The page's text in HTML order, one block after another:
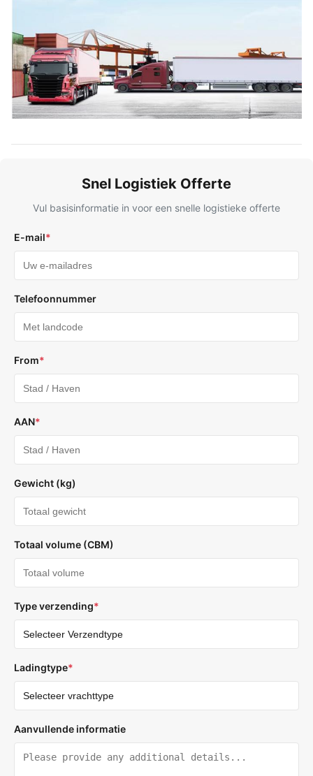
Snel Logistiek Offerte
Vul basisinformatie in voor een snelle logistieke offerte
E-mail*
Telefoonnummer
From*
AAN*
Gewicht (kg)
Totaal volume (CBM)
Type verzending*
Ladingtype*
Aanvullende informatie